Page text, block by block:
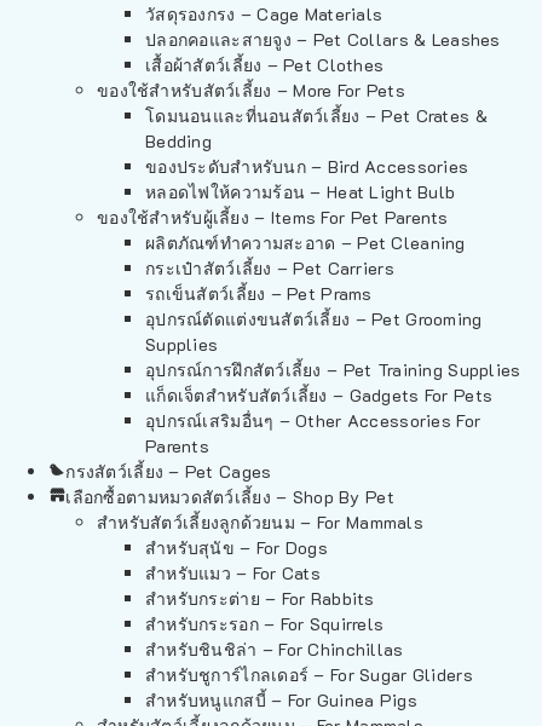
วัสดุรองกรง – Cage Materials
ปลอกคอและสายจูง – Pet Collars & Leashes
เสื้อผ้าสัตว์เลี้ยง – Pet Clothes
ของใช้สำหรับสัตว์เลี้ยง – More For Pets
โดมนอนและที่นอนสัตว์เลี้ยง – Pet Crates &
Bedding
ของประดับสำหรับนก – Bird Accessories
หลอดไฟให้ความร้อน – Heat Light Bulb
ของใช้สำหรับผู้เลี้ยง – Items For Pet Parents
ผลิตภัณฑ์ทำความสะอาด – Pet Cleaning
กระเป๋าสัตว์เลี้ยง – Pet Carriers
รถเข็นสัตว์เลี้ยง – Pet Prams
อุปกรณ์ตัดแต่งขนสัตว์เลี้ยง – Pet Grooming
Supplies
อุปกรณ์การฝึกสัตว์เลี้ยง – Pet Training Supplies
แก็ดเจ็ตสำหรับสัตว์เลี้ยง – Gadgets For Pets
อุปกรณ์เสริมอื่นๆ – Other Accessories For
Parents
กรงสัตว์เลี้ยง – Pet Cages
เลือกซื้อตามหมวดสัตว์เลี้ยง – Shop By Pet
สำหรับสัตว์เลี้ยงลูกด้วยนม – For Mammals
สำหรับสุนัข – For Dogs
สำหรับแมว – For Cats
สำหรับกระต่าย – For Rabbits
สำหรับกระรอก – For Squirrels
สำหรับชินชิล่า – For Chinchillas
สำหรับชูการ์ไกลเดอร์ – For Sugar Gliders
สำหรับหนูแกสบี้ – For Guinea Pigs